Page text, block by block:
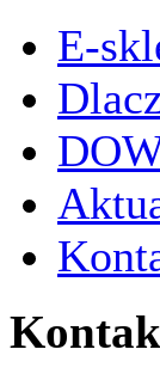
E-